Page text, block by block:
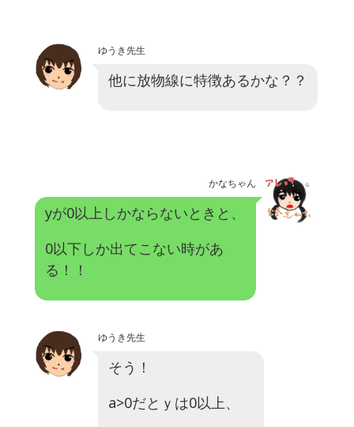
ゆうき先生
他に放物線に特徴あるかな？？
かなちゃん
yが0以上しかならないときと、
0以下しか出てこない時があ
る！！
ゆうき先生
そう！
a>0だとｙは0以上、